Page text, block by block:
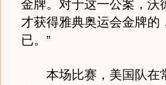
金牌。对于这一公案，沃
才获得雅典奥运会金牌的
已。”
本场比赛，美国队在